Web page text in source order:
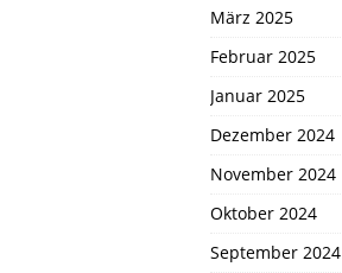
März 2025
Februar 2025
Januar 2025
Dezember 2024
November 2024
Oktober 2024
September 2024